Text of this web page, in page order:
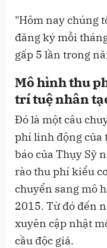
"Hôm nay chúng
đăng ký mỗi
gấp 5 lần trong
Mô hình thu
trí tuệ nhân
Đó là một câu
phí linh động của
báo của Thụy Sỹ
rào thu phí kiểu
chuyển sang mô
2015. Từ đó đến
xuyên cập nhật
cầu độc giả.